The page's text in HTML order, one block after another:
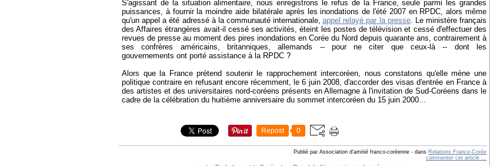
S'agissant de la situation alimentaire, nous enregistrons le refus de la France, seule parmi les grandes
puissances, à fournir la moindre aide bilatérale après les inondations de l'été 2007 en RPDC, alors même
qu'un appel a été adressé à la communauté internationale, appel relayé par la presse. Le ministère français
des Affaires étrangères avait-il cessé ses activités, éteint les postes de télévision et cessé d'effectuer des
revues de presse au moment des pires inondations en Corée du Nord depuis quarante ans, contrairement à
ses confrères américains, britanniques, allemands -- pour ne citer que ceux-là -- dont les
gouvernements ont porté assistance à la RPDC ?
Alors que la France prétend soutenir le rapprochement intercoréen, nous constatons qu'elle mène une
politique contraire en refusant encore récemment, le 6 juin 2008, d'accorder des visas d'entrée en France à
des artistes et des universitaires nord-coréens présents en Allemagne à l'invitation de Sud-Coréens dans le
cadre de la célébration du huitième anniversaire du sommet intercoréen du 15 juin 2000...
Repost 0
Publié par Association d'amitié franco-coréenne - dans Relations France-Corée
commenter cet article …